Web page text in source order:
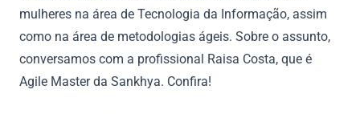
mulheres na área de Tecnologia da Informação, assim
como na área de metodologias ágeis. Sobre o assunto,
conversamos com a profissional Raisa Costa, que é
Agile Master da Sankhya. Confira!